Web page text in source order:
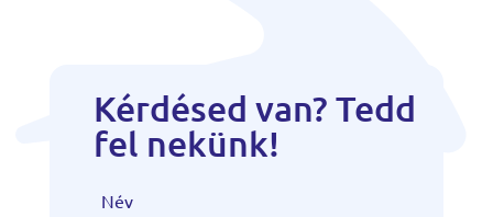
Kérdésed van? Tedd
fel nekünk!
Név